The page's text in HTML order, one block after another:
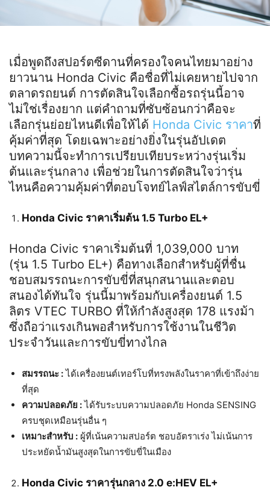
เมื่อพูดถึงสปอร์ตซีดานที่ครองใจคนไทยมาอย่าง
ยาวนาน Honda Civic คือชื่อที่ไม่เคยหายไปจาก
ตลาดรถยนต์ การตัดสินใจเลือกซื้อรถรุ่นนี้อาจ
ไม่ใช่เรื่องยาก แต่คำถามที่ซับซ้อนกว่าคือจะ
เลือกรุ่นย่อยไหนดีเพื่อให้ได้ Honda Civic ราคาที่
คุ้มค่าที่สุด โดยเฉพาะอย่างยิ่งในรุ่นอัปเดต
บทความนี้จะทำการเปรียบเทียบระหว่างรุ่นเริ่ม
ต้นและรุ่นกลาง เพื่อช่วยในการตัดสินใจว่ารุ่น
ไหนคือความคุ้มค่าที่ตอบโจทย์ไลฟ์สไตล์การขับขี่
Honda Civic ราคาเริ่มต้น 1.5 Turbo EL+
Honda Civic ราคาเริ่มต้นที่ 1,039,000 บาท
(รุ่น 1.5 Turbo EL+) คือทางเลือกสำหรับผู้ที่ชื่น
ชอบสมรรถนะการขับขี่ที่สนุกสนานและตอบ
สนองได้ทันใจ รุ่นนี้มาพร้อมกับเครื่องยนต์ 1.5
ลิตร VTEC TURBO ที่ให้กำลังสูงสุด 178 แรงม้า
ซึ่งถือว่าแรงเกินพอสำหรับการใช้งานในชีวิต
ประจำวันและการขับขี่ทางไกล
สมรรถนะ :ได้เครื่องยนต์เทอร์โบที่ทรงพลังในราคาที่เข้าถึงง่าย
ที่สุด
ความปลอดภัย :ได้รับระบบความปลอดภัย Honda SENSING
ครบชุดเหมือนรุ่นอื่น ๆ
เหมาะสำหรับ : ผู้ที่เน้นความสปอร์ต ชอบอัตราเร่ง ไม่เน้นการ
ประหยัดน้ำมันสูงสุดในการขับขี่ในเมือง
Honda Civic ราคารุ่นกลาง 2.0 e:HEV EL+